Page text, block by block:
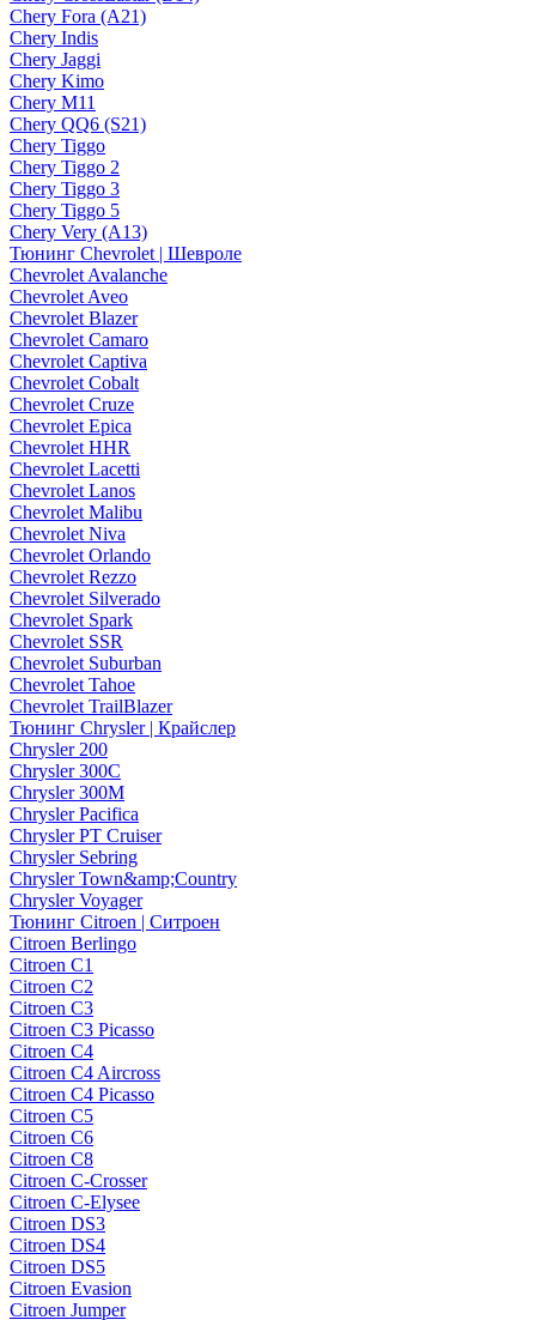
Chery Fora (A21)
Chery Indis
Chery Jaggi
Chery Kimo
Chery M11
Chery QQ6 (S21)
Chery Tiggo
Chery Tiggo 2
Chery Tiggo 3
Chery Tiggo 5
Chery Very (A13)
Тюнинг Chevrolet | Шевроле
Chevrolet Avalanche
Chevrolet Aveo
Chevrolet Blazer
Chevrolet Camaro
Chevrolet Captiva
Chevrolet Cobalt
Chevrolet Cruze
Chevrolet Epica
Chevrolet HHR
Chevrolet Lacetti
Chevrolet Lanos
Chevrolet Malibu
Chevrolet Niva
Chevrolet Orlando
Chevrolet Rezzo
Chevrolet Silverado
Chevrolet Spark
Chevrolet SSR
Chevrolet Suburban
Chevrolet Tahoe
Chevrolet TrailBlazer
Тюнинг Chrysler | Крайслер
Chrysler 200
Chrysler 300C
Chrysler 300M
Chrysler Pacifica
Chrysler PT Cruiser
Chrysler Sebring
Chrysler Town&amp;Country
Chrysler Voyager
Тюнинг Citroen | Ситроен
Citroen Berlingo
Citroen C1
Citroen C2
Citroen C3
Citroen C3 Picasso
Citroen C4
Citroen C4 Aircross
Citroen C4 Picasso
Citroen C5
Citroen C6
Citroen C8
Citroen C-Crosser
Citroen C-Elysee
Citroen DS3
Citroen DS4
Citroen DS5
Citroen Evasion
Citroen Jumper